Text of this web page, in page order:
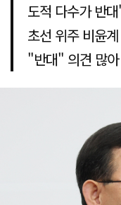
도적 다수가 반
초선 위주 비윤
"반대" 의견 많아